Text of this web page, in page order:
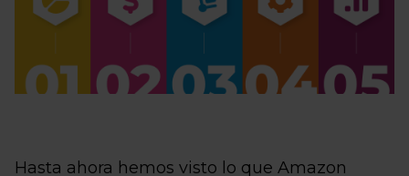
Hasta ahora hemos visto lo que Amazon